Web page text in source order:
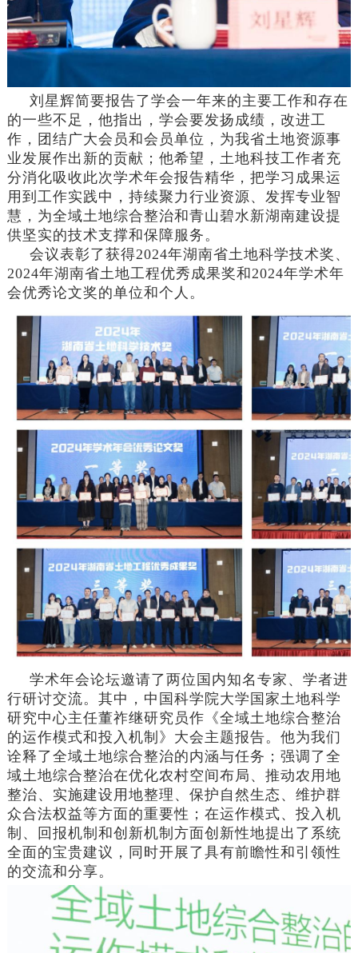
刘星辉简要报告了学会一年来的主要工作和存在
的一些不足，他指出，学会要发扬成绩，改进工
作，团结广大会员和会员单位，为我省土地资源事
业发展作出新的贡献；他希望，土地科技工作者充
分消化吸收此次学术年会报告精华，把学习成果运
用到工作实践中，持续聚力行业资源、发挥专业智
慧，为全域土地综合整治和青山碧水新湖南建设提
供坚实的技术支撑和保障服务。
会议表彰了获得2024年湖南省土地科学技术奖、
2024年湖南省土地工程优秀成果奖和2024年学术年
会优秀论文奖的单位和个人。
学术年会论坛邀请了两位国内知名专家、学者进
行研讨交流。其中，中国科学院大学国家土地科学
研究中心主任董祚继研究员作《全域土地综合整治
的运作模式和投入机制》大会主题报告。 他为我们
诠释了全域土地综合整治的内涵与任务；强调了全
域土地综合整治在优化农村空间布局、推动农用地
整治、实施建设用地整理、保护自然生态、维护群
众合法权益等方面的重要性；在运作模式、投入机
制、回报机制和创新机制方面创新性地提出了系统
全面的宝贵建议，同时开展了具有前瞻性和引领性
的交流和分享。